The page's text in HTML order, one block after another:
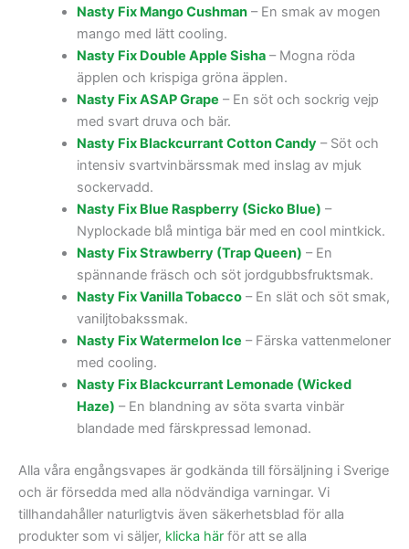
Nasty Fix Mango Cushman– En smak av mogen
mango med lätt cooling.
Nasty Fix Double Apple Sisha – Mogna röda
äpplen och krispiga gröna äpplen.
Nasty Fix ASAP Grape – En söt och sockrig vejp
med svart druva och bär.
Nasty Fix Blackcurrant Cotton Candy– Söt och
intensiv svartvinbärssmak med inslag av mjuk
sockervadd.
Nasty Fix Blue Raspberry (Sicko Blue) –
Nyplockade blå mintiga bär med en cool mintkick.
Nasty Fix Strawberry (Trap Queen) – En
spännande fräsch och söt jordgubbsfruktsmak.
Nasty Fix Vanilla Tobacco– En slät och söt smak,
vaniljtobakssmak.
Nasty Fix Watermelon Ice – Färska vattenmeloner
med cooling.
Nasty Fix Blackcurrant Lemonade (Wicked
Haze) – En blandning av söta svarta vinbär
blandade med färskpressad lemonad.
Alla våra engångsvapes är godkända till försäljning i Sverige
och är försedda med alla nödvändiga varningar. Vi
tillhandahåller naturligtvis även säkerhetsblad för alla
produkter som vi säljer, klicka här för att se alla